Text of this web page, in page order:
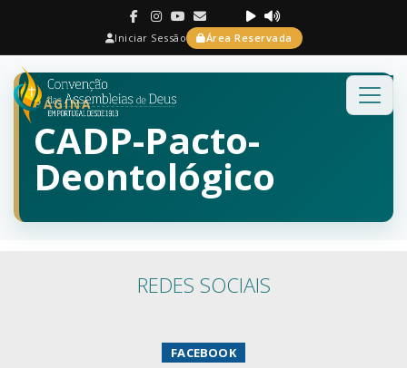
Iniciar Sessão Área Reservada
PÁGINA
CADP-Pacto-
Deontológico
REDES SOCIAIS
FACEBOOK